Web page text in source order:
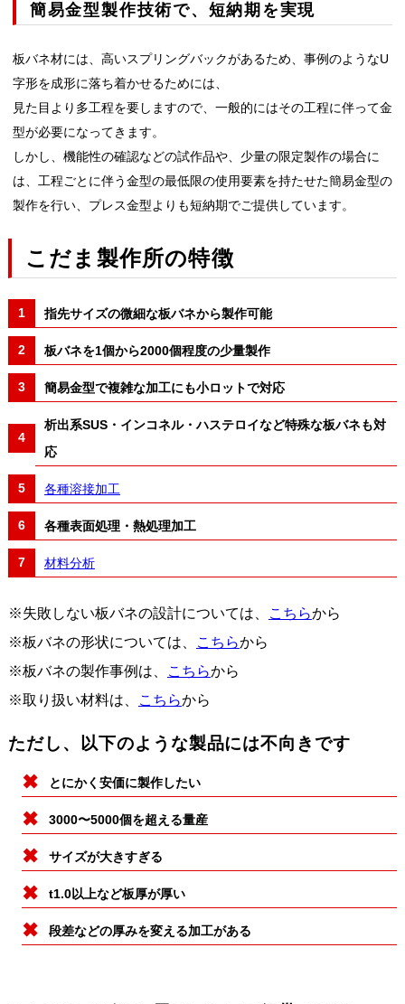
簡易金型製作技術で、短納期を実現
板バネ材には、高いスプリングバックがあるため、事例のようなU
字形を成形に落ち着かせるためには、
見た目より多工程を要しますので、一般的にはその工程に伴って金
型が必要になってきます。
しかし、機能性の確認などの試作品や、少量の限定製作の場合に
は、工程ごとに伴う金型の最低限の使用要素を持たせた簡易金型の
製作を行い、プレス金型よりも短納期でご提供しています。
こだま製作所の特徴
指先サイズの微細な板バネから製作可能
板バネを1個から2000個程度の少量製作
簡易金型で複雑な加工にも小ロットで対応
析出系SUS・インコネル・ハステロイなど特殊な板バネも対
応
各種溶接加工
各種表面処理・熱処理加工
材料分析
※失敗しない板バネの設計については、 こちらから
※板バネの形状については、
こちらから
※板バネの製作事例は、
こちらから
※取り扱い材料は、
こちらから
ただし、以下のような製品には不向きです
とにかく安価に製作したい
3000〜5000個を超える量産
サイズが大きすぎる
t1.0以上など板厚が厚い
段差などの厚みを変える加工がある